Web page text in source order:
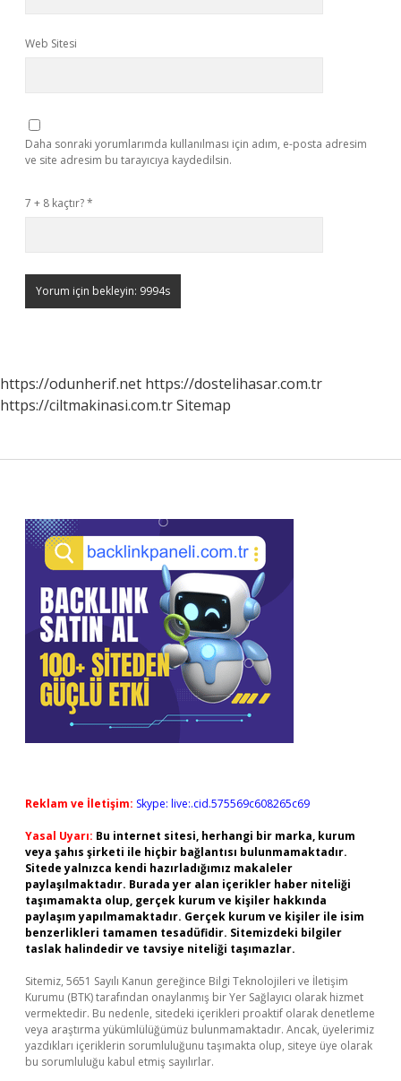
Web Sitesi
Daha sonraki yorumlarımda kullanılması için adım, e-posta adresim
ve site adresim bu tarayıcıya kaydedilsin.
7 + 8 kaçtır?*
https://odunherif.net https://dostelihasar.com.tr
https://ciltmakinasi.com.trSitemap
Sidebar
Reklam ve İletişim: Skype: live:.cid.575569c608265c69
Yasal Uyarı: Bu internet sitesi, herhangi bir marka, kurum
veya şahıs şirketi ile hiçbir bağlantısı bulunmamaktadır.
Sitede yalnızca kendi hazırladığımız makaleler
paylaşılmaktadır. Burada yer alan içerikler haber niteliği
taşımamakta olup, gerçek kurum ve kişiler hakkında
paylaşım yapılmamaktadır. Gerçek kurum ve kişiler ile isim
benzerlikleri tamamen tesadüfidir. Sitemizdeki bilgiler
taslak halindedir ve tavsiye niteliği taşımazlar.
Sitemiz, 5651 Sayılı Kanun gereğince Bilgi Teknolojileri ve İletişim
Kurumu (BTK) tarafından onaylanmış bir Yer Sağlayıcı olarak hizmet
vermektedir. Bu nedenle, sitedeki içerikleri proaktif olarak denetleme
veya araştırma yükümlülüğümüz bulunmamaktadır. Ancak, üyelerimiz
yazdıkları içeriklerin sorumluluğunu taşımakta olup, siteye üye olarak
bu sorumluluğu kabul etmiş sayılırlar.